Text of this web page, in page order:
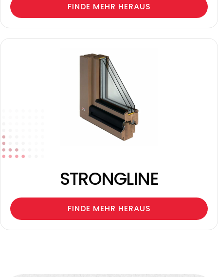
FINDE MEHR HERAUS
STRONGLINE
FINDE MEHR HERAUS